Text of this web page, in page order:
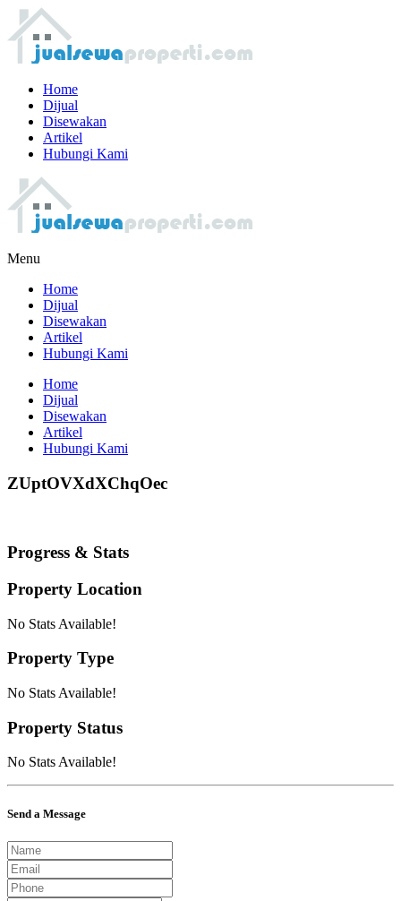
Home
Dijual
Disewakan
Artikel
Hubungi Kami
Menu
Home
Dijual
Disewakan
Artikel
Hubungi Kami
Home
Dijual
Disewakan
Artikel
Hubungi Kami
ZUptOVXdXChqOec
Progress & Stats
Property Location
No Stats Available!
Property Type
No Stats Available!
Property Status
No Stats Available!
Send a Message